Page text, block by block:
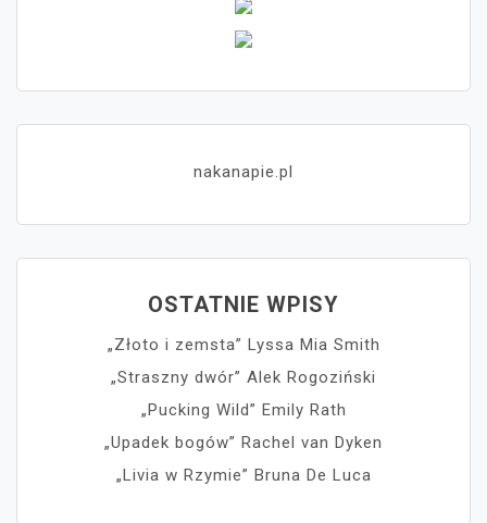
nakanapie.pl
OSTATNIE WPISY
„Złoto i zemsta” Lyssa Mia Smith
„Straszny dwór” Alek Rogoziński
„Pucking Wild” Emily Rath
„Upadek bogów” Rachel van Dyken
„Livia w Rzymie” Bruna De Luca